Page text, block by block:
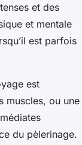
et des
et mentale
est parfois
est
muscles, ou une
du pèlerinage.